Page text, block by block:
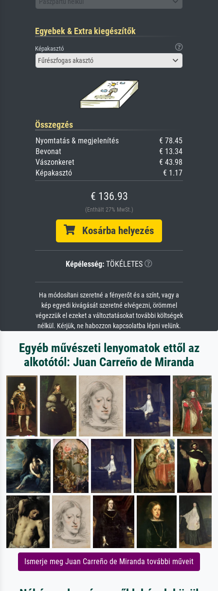
Egyebek & Extra kiegészítők
Képakasztó
Fűrészfogas akasztó
Összegzés
Nyomtatás & megjelenítés
€ 78.45
Bevonat
€ 13.34
Vászonkeret
€ 43.98
Képakasztó
€ 1.17
€ 136.93
(Enthält 27% MwSt.)
Kosárba helyezés
Képélesség: TÖKÉLETES
Ha módosítani szeretné a fényerőt és a színt, vagy a
kép egyedi kivágását szeretné elvégezni, örömmel
végezzük el ezeket a változtatásokat további költségek
nélkül. Kérjük, ne habozzon kapcsolatba lépni velünk.
Egyéb művészeti lenyomatok ettől az
alkotótól: Juan Carreño de Miranda
Ismerje meg Juan Carreño de Miranda további műveit